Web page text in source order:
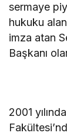
sermaye
hukuku
imza atan
Başkanı
2001